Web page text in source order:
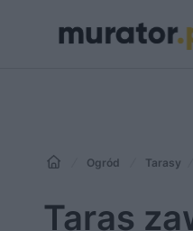
Ogród Tarasy
Taras